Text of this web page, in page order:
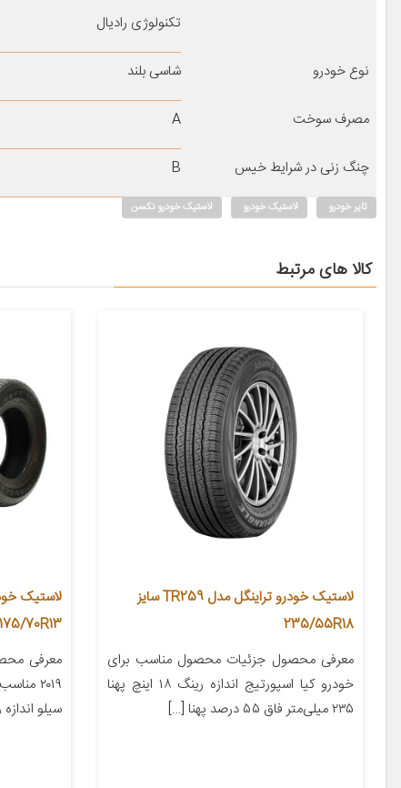
تکنولوژی رادیال
نوع خودرو شاسی بلند
مصرف سوخت A
چنگ زنی در شرایط خیس B
تایر خودرو لاستیک خودرو لاستیک خودرو نکسن
کالا های مرتبط
لاستیک خودرو تراینگل مدل TR259 سایز
235/55R18
معرفی محصول جزئیات محصول مناسب برای
خودرو کیا اسپورتیج اندازه رینگ ۱۸ اینچ پهنا
۲۳۵ میلی‌متر فاق ۵۵ درصد پهنا […]
175/70R13 – دو حلقه
معرفی
۲۰۱۹
سیلو اندازه رینگ